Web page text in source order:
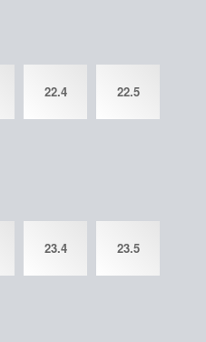
22.4 22.5
23.4 23.5